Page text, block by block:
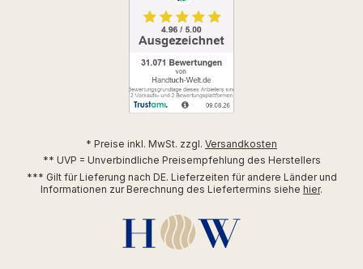
* Preise inkl. MwSt. zzgl. Versandkosten
** UVP = Unverbindliche Preisempfehlung des Herstellers
*** Gilt für Lieferung nach DE. Lieferzeiten für andere Länder und
Informationen zur Berechnung des Liefertermins siehe hier.